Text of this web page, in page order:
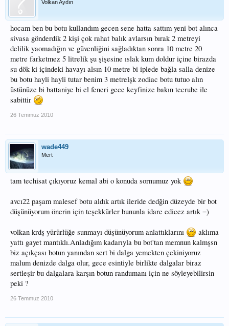
Volkan Aydın
hocam ben bu botu kullandım gecen sene hatta sattım yeni bot alınca
sivasa gönderdik 2 kişi çok rahat balık avlarsın bırak 2 metreyi
delilik yaomadığın ve güvenliğini sağladıktan sonra 10 metre 20
metre farketmez 5 litrelik şu şişesine ıslak kum doldur içine birazda
su dök ki içindeki havayı alsın 10 metre bi iplede bağla salla denize
bu botu hayli hayli tutar benim 3 metrelşk zodiac botu tutuo alın
üstünüze bi battaniye bi el feneri gece keyfinize bakın tecrube ile
sabittir
26 Temmuz 2010
wade449
Mert
tam techisat çıkıyoruz kemal abi o konuda sornumuz yok
avcı22 paşam malesef botu aldık artık ileride dedğin düzeyde bir bot
düşünüyorum önerin için teşekkürler bununla idare edicez artık =)
volkan krdş yürürlüğe sunmayı düşünüyorum anlattıklarını
aklıma
yattı gayet mantıklı.Anladığım kadarıyla bu bot'tan memnun kalmşsn
biz açıkçası botun yanından sert bi dalga yemekten çekiniyoruz
malum denizde dalga olur, gece esintiyle birlikte dalgalar biraz
sertleşir bu dalgalara karşın botun randumanı için ne söyleyebilirsin
peki ?
26 Temmuz 2010